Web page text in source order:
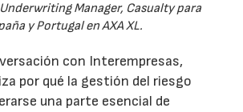
Manager, Casualty para
y Portugal en AXA XL.
con Interempresas,
por qué la gestión del riesgo
una parte esencial de